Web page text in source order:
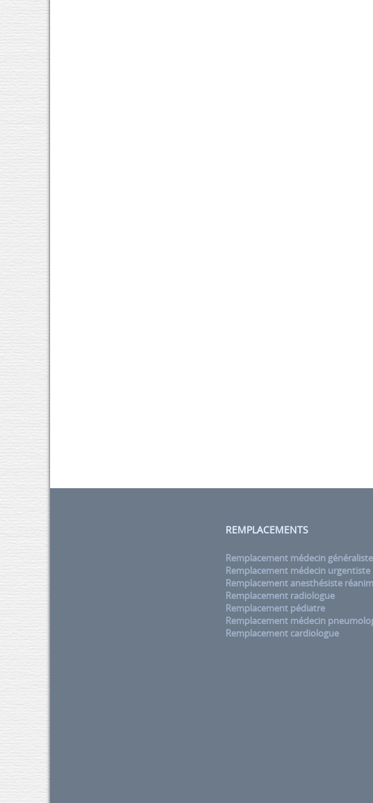
REMPLACEMENTS
Remplacement médecin généraliste
Remplacement médecin urgentiste
Remplacement anesthésiste
Remplacement radiologue
Remplacement pédiatre
Remplacement médecin
Remplacement cardiologue